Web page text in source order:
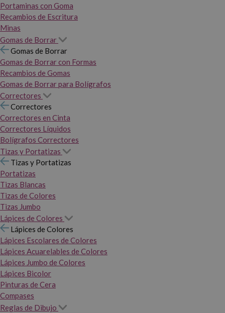
Portaminas con Goma
Recambios de Escritura
Minas
Gomas de Borrar
Gomas de Borrar
Gomas de Borrar con Formas
Recambios de Gomas
Gomas de Borrar para Bolígrafos
Correctores
Correctores
Correctores en Cinta
Correctores Líquidos
Bolígrafos Correctores
Tizas y Portatizas
Tizas y Portatizas
Portatizas
Tizas Blancas
Tizas de Colores
Tizas Jumbo
Lápices de Colores
Lápices de Colores
Lápices Escolares de Colores
Lápices Acuarelables de Colores
Lápices Jumbo de Colores
Lápices Bicolor
Pinturas de Cera
Compases
Reglas de Dibujo